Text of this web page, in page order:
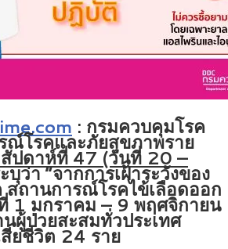
: กรมควบคุมโรค
ณ์โรคและภัยสุขภาพราย
สัปดาห์ที่ 47 (วันที่ 20 –
บุว่า “จากการเฝ้าระวังของ
ถานการณ์โรคไข้เลือดออก
1 มกราคม – 9 พฤศจิกายน
ผู้ป่วยสะสมทั่วประเทศ
ยชีวิต 24 ราย